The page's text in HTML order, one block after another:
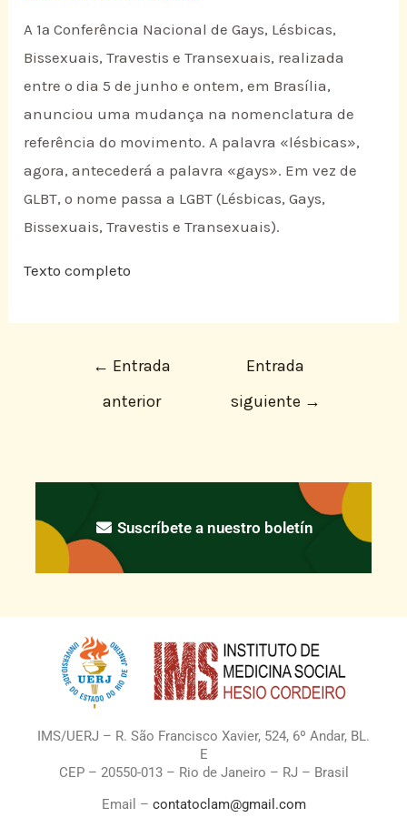
A 1ª Conferência Nacional de Gays, Lésbicas,
Bissexuais, Travestis e Transexuais, realizada
entre o dia 5 de junho e ontem, em Brasília,
anunciou uma mudança na nomenclatura de
referência do movimento. A palavra «lésbicas»,
agora, antecederá a palavra «gays». Em vez de
GLBT, o nome passa a LGBT (Lésbicas, Gays,
Bissexuais, Travestis e Transexuais).
Texto completo
← Entrada
anterior
Entrada
siguiente →
Suscríbete a nuestro boletín
IMS/UERJ – R. São Francisco Xavier, 524, 6º Andar, BL.
E
CEP – 20550-013 – Rio de Janeiro – RJ – Brasil
Email – contatoclam@gmail.com